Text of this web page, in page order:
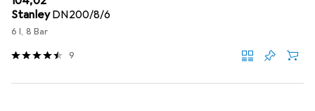
StanleyDN200/8/6
6 l, 8 Bar
9